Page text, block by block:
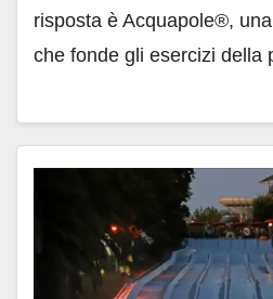
risposta è Acquapole®,
che fonde gli esercizi della